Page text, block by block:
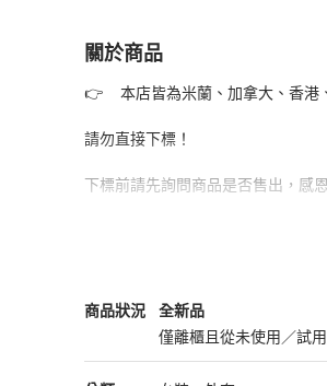
關於商品
關於 Moschino 新款大衣 全新
👉    本店皆為米蘭、加拿大、香
請勿直接下標！
下標前請先詢問商品是否售出，感
商品狀況
Moschino 女裝商品狀態與細節
全新品
僅離櫃且從未使用／試
全新品